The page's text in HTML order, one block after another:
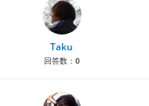
Taku
回答数： 0